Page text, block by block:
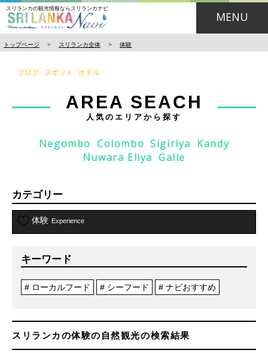
スリランカの観光情報ならスリランカナビ
MENU
トップページ > スリランカ全体 > 体験
ブログ スポット ホテル
AREA SEACH
人気のエリアから探す
Negombo Colombo Sigiriya Kandy
Nuwara Eliya Galle
カテゴリー
体験 Experience
キーワード
ローカルフード シーフード ナビおすすめ
スリランカの体験の自然観光の検索結果